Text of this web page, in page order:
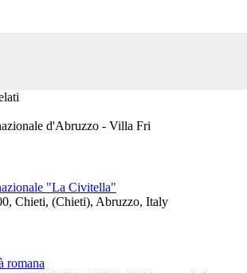
d'Abruzzo - Villa Fri
"La Civitella"
Chieti, (Chieti), Abruzzo, Italy
romana